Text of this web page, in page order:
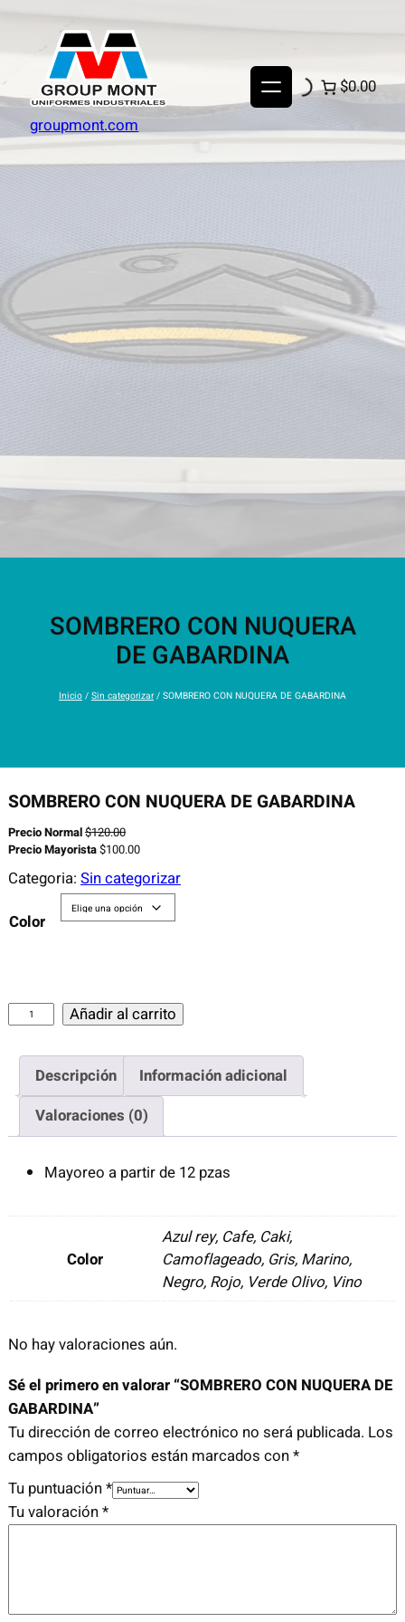
groupmont.com
$0.00
SOMBRERO CON NUQUERA
DE GABARDINA
Inicio / Sin categorizar/ SOMBRERO CON NUQUERA DE GABARDINA
SOMBRERO CON NUQUERA DE GABARDINA
Precio Normal$120.00
Precio Mayorista$100.00
Categoria: Sin categorizar
Color
M
E
U
U
R
A
D
E
G
A
B
Añadir al carrito
Descripción
Información adicional
Valoraciones (0)
Mayoreo a partir de 12 pzas
Color
Azul rey, Cafe, Caki,
Camoflageado, Gris, Marino,
Negro, Rojo, Verde Olivo, Vino
No hay valoraciones aún.
Sé el primero en valorar “SOMBRERO CON NUQUERA DE
GABARDINA”
Tu dirección de correo electrónico no será publicada. Los
campos obligatorios están marcados con*
Tu puntuación*
Tu valoración*